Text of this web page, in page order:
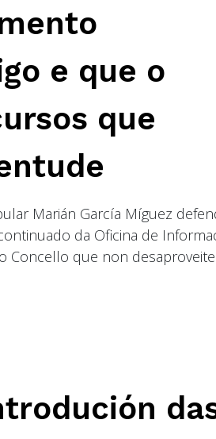
e que o
que
Marián García Míguez
da Oficina de
Concello que non